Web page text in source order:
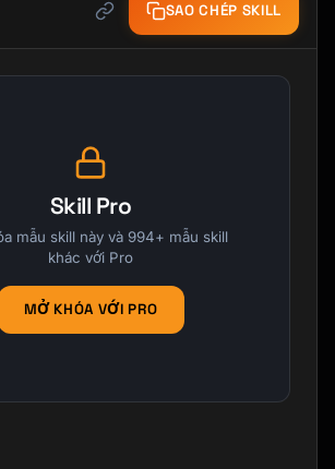
SAO CHÉP SKILL
Skill Pro
mẫu skill này và 994+ mẫu skill
khác với Pro
MỞ KHÓA VỚI PRO